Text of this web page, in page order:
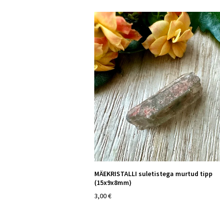
MÄEKRISTALLI suletistega murtud tipp
(15x9x8mm)
3,00 €